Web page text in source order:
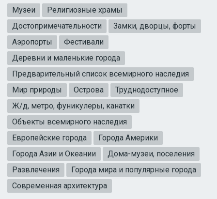
Музеи
Религиозные храмы
Достопримечательности
Замки, дворцы, форты
Аэропорты
Фестивали
Деревни и маленькие города
Предварительный список всемирного наследия
Мир природы
Острова
Труднодоступное
Ж/д, метро, фуникулеры, канатки
Объекты всемирного наследия
Европейские города
Города Америки
Города Азии и Океании
Дома-музеи, поселения
Развлечения
Города мира и популярные города
Современная архитектура